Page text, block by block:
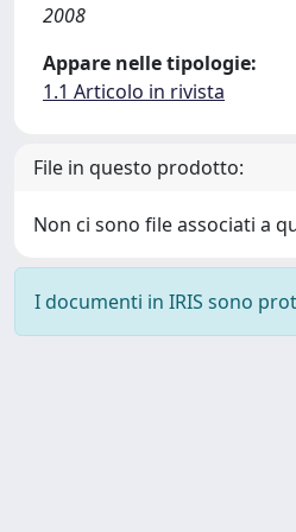
2008
Appare nelle tipologie:
1.1 Articolo in rivista
File in questo prodotto:
Non ci sono file associati a
I documenti in IRIS sono